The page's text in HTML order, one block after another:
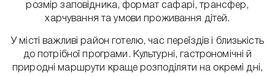
розмір заповідника, формат сафарі, трансфер,
харчування та умови проживання дітей.
У місті важливі район готелю, час переїздів і близькість
до потрібної програми. Культурні, гастрономічні й
природні маршрути краще розподіляти на окремі дні,